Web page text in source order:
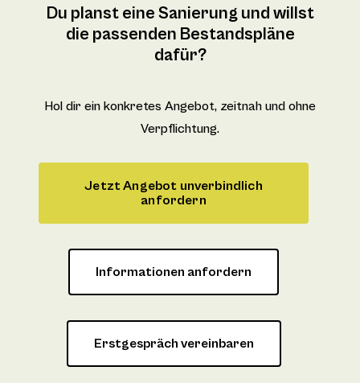
Du planst eine Sanierung und willst
die passenden Bestandspläne
dafür?
Hol dir ein konkretes Angebot, zeitnah und ohne
Verpflichtung.
Jetzt Angebot unverbindlich
anfordern
Informationen anfordern
Erstgespräch vereinbaren